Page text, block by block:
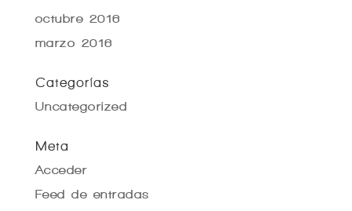
octubre 2016
marzo 2016
Categorías
Uncategorized
Meta
Acceder
Feed de entradas